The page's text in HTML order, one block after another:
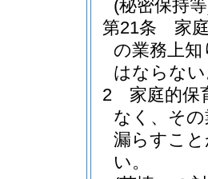
(秘密保持
第21条
家
の業務上
はならな
2
家庭的保
なく、そ
漏らすこ
い。